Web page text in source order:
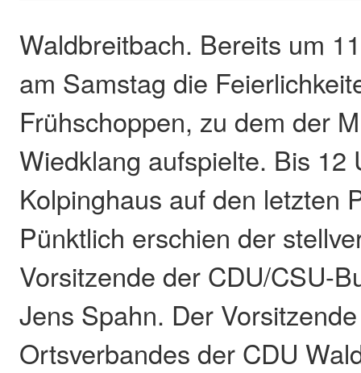
Waldbreitbach. Bereits um
am Samstag die
Frühschoppen, zu dem der
Wiedklang aufspielte. Bis 12
Kolpinghaus auf den letzten
Pünktlich erschien der
Vorsitzende der CDU/CSU-
Jens Spahn. Der
Ortsverbandes der CDU